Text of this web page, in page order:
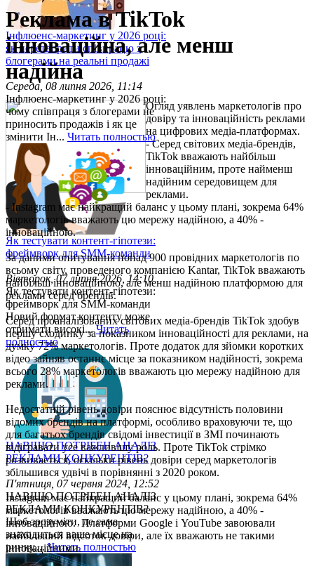
Інфлюенс-маркетинг у 2026 році:
як перетворити співпрацю з
блогерами на реальні продажі
Середа, 08 липня 2026, 11:14
Інфлюенс-маркетинг у 2026 році:
чому співпраця з блогерами не
приносить продажів і як це
змінити Ін... Читать полностью
Як тестувати контент-гіпотези:
фреймворк для SMM-команди
Вівторок, 07 липня 2026, 14:10
Як тестувати контент-гіпотези:
фреймворк для SMM-команди
Новий формат контенту може
отримати високі...Читать
полностью
НАВІЩО ПОТРІБЕН АНАЛІЗ
РЕКЛАМИ КОНКУРЕНТІВ?
П'ятниця, 07 червня 2024, 12:52
НАВІЩО ПОТРІБЕН АНАЛІЗ
РЕКЛАМИ КОНКУРЕНТІВ?
Щоб зрозуміти, де саме
знаходиться ваше місце на
ринку,...Читать полностью
Реклама в TikTok
інноваційна, але менш
надійна
Огляд уявлень маркетологів про
довіру та інноваційність реклами
на цифрових медіа-платформах.
- Серед світових медіа-брендів,
TikTok вважають найбільш
інноваційним, проте найменш
надійним середовищем для
реклами.
- Instagram має найкращий баланс у цьому плані, зокрема 64%
маркетологів вважають цю мережу надійною, а 40% -
інноваційною.
За даними опитування понад 900 провідних маркетологів по
всьому світу, проведеного компанією Kantar, TikTok вважають
найбільш інноваційною, але менш надійною платформою для
реклами серед брендів.
Серед проаналізованих світових медіа-брендів TikTok здобув
першу сходинку за показником інноваційності для реклами, на
думку 72% маркетологів. Проте додаток для зйомки коротких
відео зайняв останнє місце за показником надійності, зокрема
всього 28% маркетологів вважають цю мережу надійною для
реклами.
Недостатній рівень довіри пояснює відсутність половини
відомих брендів на платформі, особливо враховуючи те, що
для багатьох брендів свідомі інвестиції в ЗМІ починають
відігравати усе важливішу роль. Проте TikTok стрімко
розвивається, оскільки рівень довіри серед маркетологів
збільшився удвічі в порівнянні з 2020 роком.
Instagram має найкращий баланс у цьому плані, зокрема 64%
маркетологів вважають цю мережу надійною, а 40% -
інноваційною. Платформи Google і YouTube завоювали
найбільший відсоток довіри, але їх вважають не такими
інноваційними.